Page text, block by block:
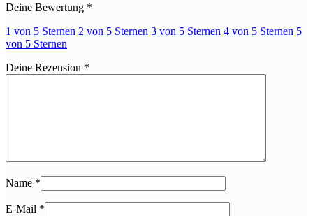
Deine Bewertung *
1 von 5 Sternen 2 von 5 Sternen 3 von 5 Sternen 4 von 5 Sternen 5
von 5 Sternen
Deine Rezension *
Name *
E-Mail *